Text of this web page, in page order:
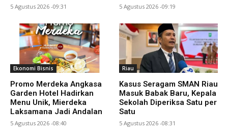
5 Agustus 2026 -09:31 5 Agustus 2026 -09:19
Ekonomi Bisnis
Promo Merdeka Angkasa
Garden Hotel Hadirkan
Menu Unik, Mierdeka
Laksamana Jadi Andalan
5 Agustus 2026 -08:40
Riau
Kasus Seragam SMAN Riau
Masuk Babak Baru, Kepala
Sekolah Diperiksa Satu per
Satu
5 Agustus 2026 -08:31